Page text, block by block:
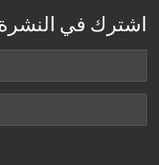
اشترك في النشرة